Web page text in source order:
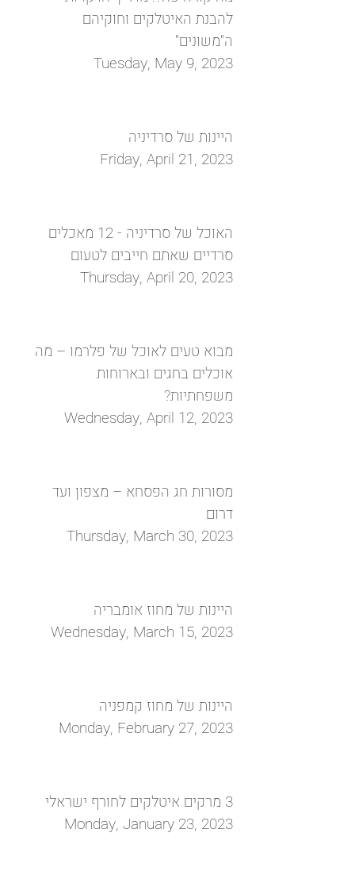
להבנת האיטלקים וחוקיהם
ה"משונים"
Tuesday, May 9, 2023
היינות של סרדיניה
Friday, April 21, 2023
האוכל של סרדיניה - 12 מאכלים
סרדיים שאתם חייבים לטעום
Thursday, April 20, 2023
מבוא טעים לאוכל של פלרמו – מה
אוכלים בחגים ובארוחות
משפחתיות?
Wednesday, April 12, 2023
מסורות חג הפסחא – מצפון ועד
דרום
Thursday, March 30, 2023
היינות של מחוז אומבריה
Wednesday, March 15, 2023
היינות של מחוז קמפניה
Monday, February 27, 2023
3 מרקים איטלקים לחורף ישראלי
Monday, January 23, 2023